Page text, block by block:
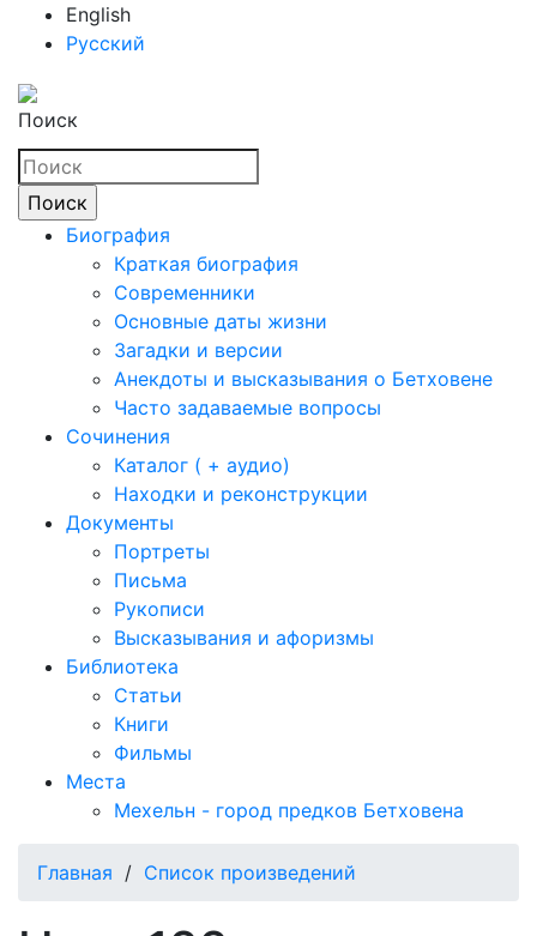
English
Русский
Поиск
Биография
Краткая биография
Современники
Основные даты жизни
Загадки и версии
Анекдоты и высказывания о Бетховене
Часто задаваемые вопросы
Сочинения
Каталог ( + аудио)
Находки и реконструкции
Документы
Портреты
Письма
Рукописи
Высказывания и афоризмы
Библиотека
Статьи
Книги
Фильмы
Места
Мехельн - город предков Бетховена
Главная / Список произведений